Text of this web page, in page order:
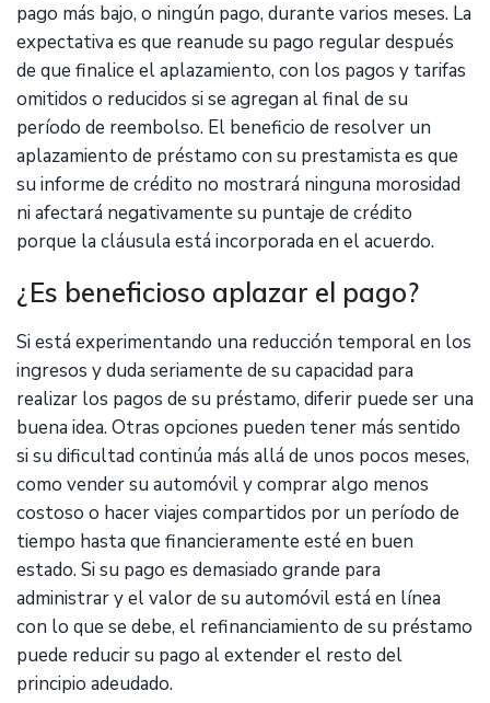
pago más bajo, o ningún pago, durante varios meses. La
expectativa es que reanude su pago regular después
de que finalice el aplazamiento, con los pagos y tarifas
omitidos o reducidos si se agregan al final de su
período de reembolso. El beneficio de resolver un
aplazamiento de préstamo con su prestamista es que
su informe de crédito no mostrará ninguna morosidad
ni afectará negativamente su puntaje de crédito
porque la cláusula está incorporada en el acuerdo.
¿Es beneficioso aplazar el pago?
Si está experimentando una reducción temporal en los
ingresos y duda seriamente de su capacidad para
realizar los pagos de su préstamo, diferir puede ser una
buena idea. Otras opciones pueden tener más sentido
si su dificultad continúa más allá de unos pocos meses,
como vender su automóvil y comprar algo menos
costoso o hacer viajes compartidos por un período de
tiempo hasta que financieramente esté en buen
estado. Si su pago es demasiado grande para
administrar y el valor de su automóvil está en línea
con lo que se debe, el refinanciamiento de su préstamo
puede reducir su pago al extender el resto del
principio adeudado.